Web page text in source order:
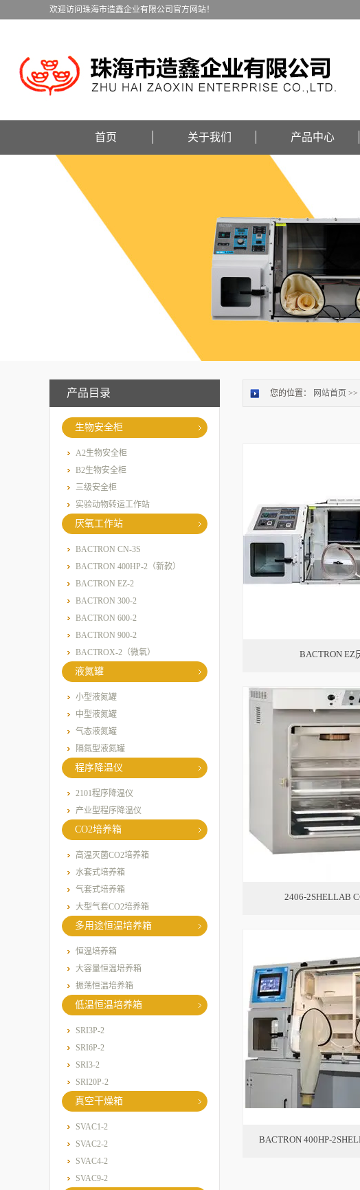
欢迎访问珠海市造鑫企业有限公司官方网站！
首页 关于我们 产品中心
产品目录
生物安全柜
A2生物安全柜
B2生物安全柜
三级安全柜
实验动物转运工作站
厌氧工作站
BACTRON CN-3S
BACTRON 400HP-2（新款）
BACTRON EZ-2
BACTRON 300-2
BACTRON 600-2
BACTRON 900-2
BACTROX-2（微氧）
液氮罐
小型液氮罐
中型液氮罐
气态液氮罐
隔氮型液氮罐
程序降温仪
2101程序降温仪
产业型程序降温仪
CO2培养箱
高温灭菌CO2培养箱
水套式培养箱
气套式培养箱
大型气套CO2培养箱
多用途恒温培养箱
恒温培养箱
大容量恒温培养箱
振荡恒温培养箱
低温恒温培养箱
SRI3P-2
SRI6P-2
SRI3-2
SRI20P-2
真空干燥箱
SVAC1-2
SVAC2-2
SVAC4-2
SVAC9-2
您的位置： 网站首页 >>
BACTRON EZ
2406-2SHELLAB
BACTRON 400HP-